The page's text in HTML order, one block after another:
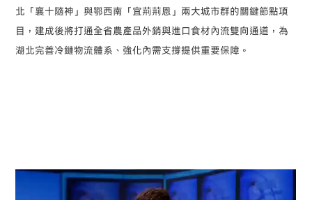
北「襄十隨神」與鄂西南「宜荊荊恩」兩大城市群的關鍵節點項
目，建成後將打通全省農產品外銷與進口食材內流雙向通道，為
湖北完善冷鏈物流體系、強化內需支撐提供重要保障。